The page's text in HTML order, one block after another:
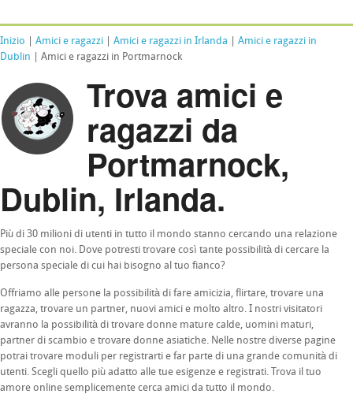
Inizio Amici e ragazzi Amici e ragazzi in Irlanda
Amici e ragazzi in
Dublin | Amici e ragazzi in Portmarnock
Trova amici e
ragazzi da
Portmarnock,
Dublin, Irlanda.
Più di 30 milioni di utenti in tutto il mondo stanno cercando una relazione
speciale con noi. Dove potresti trovare così tante possibilità di cercare la
persona speciale di cui hai bisogno al tuo fianco?
Offriamo alle persone la possibilità di fare amicizia, flirtare, trovare una
ragazza, trovare un partner, nuovi amici e molto altro. I nostri visitatori
avranno la possibilità di trovare donne mature calde, uomini maturi,
partner di scambio e trovare donne asiatiche. Nelle nostre diverse pagine
potrai trovare moduli per registrarti e far parte di una grande comunità di
utenti. Scegli quello più adatto alle tue esigenze e registrati. Trova il tuo
amore online semplicemente cerca amici da tutto il mondo.